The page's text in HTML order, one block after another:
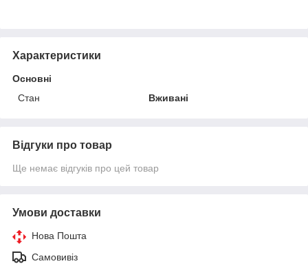
Характеристики
Основні
Стан
Вживані
Відгуки про товар
Ще немає відгуків про цей товар
Умови доставки
Нова Пошта
Самовивіз